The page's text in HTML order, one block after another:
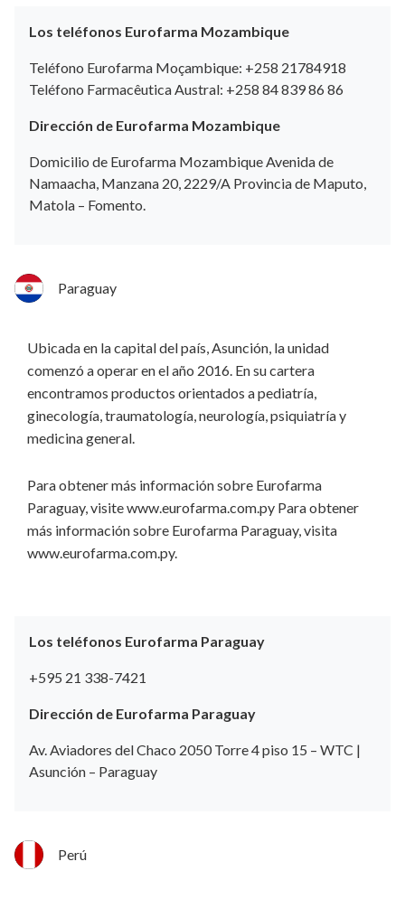
Los teléfonos Eurofarma Mozambique
Teléfono Eurofarma Moçambique: +258 21784918
Teléfono Farmacêutica Austral: +258 84 839 86 86
Dirección de Eurofarma Mozambique
Domicilio de Eurofarma Mozambique Avenida de
Namaacha, Manzana 20, 2229/A Provincia de Maputo,
Matola – Fomento.
Paraguay
Ubicada en la capital del país, Asunción, la unidad
comenzó a operar en el año 2016. En su cartera
encontramos productos orientados a pediatría,
ginecología, traumatología, neurología, psiquiatría y
medicina general.
Para obtener más información sobre Eurofarma
Paraguay, visite www.eurofarma.com.py Para obtener
más información sobre Eurofarma Paraguay, visita
www.eurofarma.com.py.
Los teléfonos Eurofarma Paraguay
+595 21 338-7421
Dirección de Eurofarma Paraguay
Av. Aviadores del Chaco 2050 Torre 4 piso 15 – WTC |
Asunción – Paraguay
Perú